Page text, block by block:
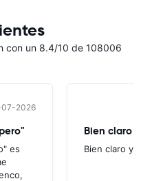
con un 8.4/10 de 108006
07-2026
es
Bien claro
Bien claro y